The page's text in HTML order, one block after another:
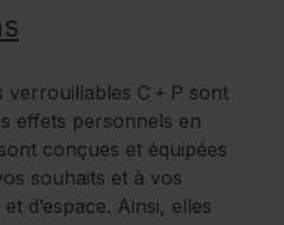
verrouillables C + P sont
effets personnels en
conçues et équipées
souhaits et à vos
d’espace. Ainsi, elles